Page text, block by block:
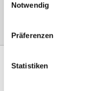
Notwendig
Präferenzen
Statistiken